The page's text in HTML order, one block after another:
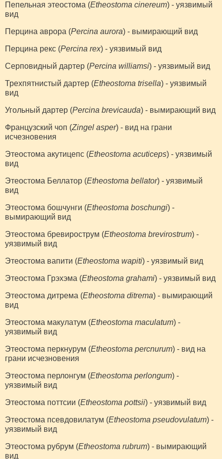
Пепельная этеостома (Etheostoma cinereum) - уязвимый
вид
Перцина аврора (Percina aurora) - вымирающий вид
Перцина рекс (Percina rex) - уязвимый вид
Серповидный дартер (Percina williamsi) - уязвимый вид
Трехпятнистый дартер (Etheostoma trisella) - уязвимый
вид
Угольный дартер (Percina brevicauda) - вымирающий вид
Французский чоп (Zingel asper) - вид на грани
исчезновения
Этеостома акутицепс (Etheostoma acuticeps) - уязвимый
вид
Этеостома Беллатор (Etheostoma bellator) - уязвимый
вид
Этеостома бошчунги (Etheostoma boschungi) -
вымирающий вид
Этеостома бревирострум (Etheostoma brevirostrum) -
уязвимый вид
Этеостома вапити (Etheostoma wapiti) - уязвимый вид
Этеостома Грэхэма (Etheostoma grahami) - уязвимый вид
Этеостома дитрема (Etheostoma ditrema) - вымирающий
вид
Этеостома макулатум (Etheostoma maculatum) -
уязвимый вид
Этеостома перкнурум (Etheostoma percnurum) - вид на
грани исчезновения
Этеостома перлонгум (Etheostoma perlongum) -
уязвимый вид
Этеостома поттсии (Etheostoma pottsii) - уязвимый вид
Этеостома псевдовилатум (Etheostoma pseudovulatum) -
уязвимый вид
Этеостома рубрум (Etheostoma rubrum) - вымирающий
вид